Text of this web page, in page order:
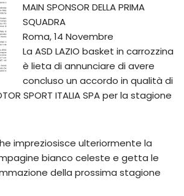
MAIN SPONSOR DELLA PRIMA
SQUADRA
Roma, 14 Novembre
La ASD LAZIO basket in carrozzina
è lieta di annunciare di avere
concluso un accordo in qualità di
SPORT ITALIA SPA per la stagione
impreziosisce ulteriormente la
bianco celeste e getta le
della prossima stagione